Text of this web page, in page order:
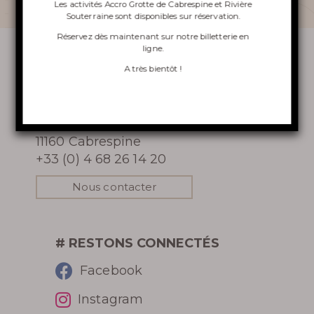
ACCRO GROTTE DE
CABRESPINE
LA TOURNÉE INSOLITE
En apprendre
plus
Gouffre Géant de Cabrespine
11160 Cabrespine
+33 (0) 4 68 26 14 20
Nous contacter
# RESTONS CONNECTÉS
Facebook
Instagram
Les activités Accro Grotte de Cabrespine et Rivière
Souterraine sont disponibles sur réservation.
Réservez dès maintenant sur notre billetterie en
ligne.
A très bientôt !